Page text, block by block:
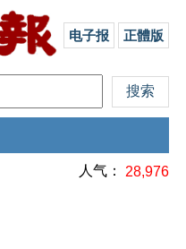
电子报 正體版
人气： 28,976